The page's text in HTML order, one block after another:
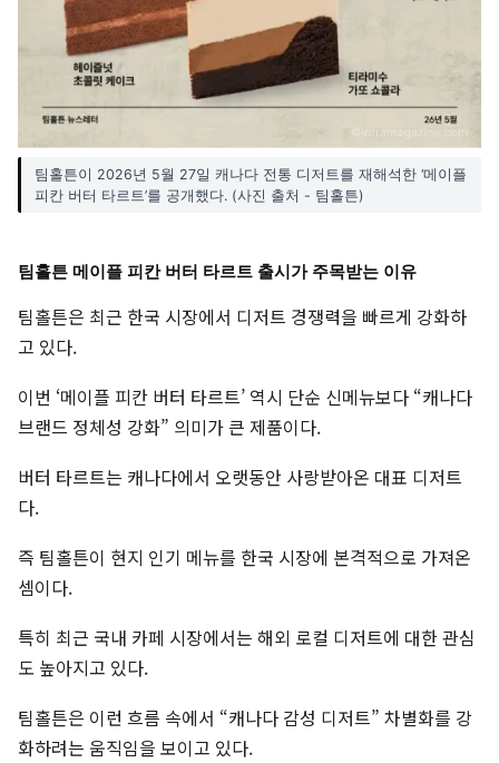
팀홀튼이 2026년 5월 27일 캐나다 전통 디저트를 재해석한 ‘메이플
피칸 버터 타르트’를 공개했다. (사진 출처 - 팀홀튼)
팀홀튼 메이플 피칸 버터 타르트 출시가 주목받는 이유
팀홀튼은 최근 한국 시장에서 디저트 경쟁력을 빠르게 강화하
고 있다.
이번 ‘메이플 피칸 버터 타르트’ 역시 단순 신메뉴보다 “캐나다
브랜드 정체성 강화” 의미가 큰 제품이다.
버터 타르트는 캐나다에서 오랫동안 사랑받아온 대표 디저트
다.
즉 팀홀튼이 현지 인기 메뉴를 한국 시장에 본격적으로 가져온
셈이다.
특히 최근 국내 카페 시장에서는 해외 로컬 디저트에 대한 관심
도 높아지고 있다.
팀홀튼은 이런 흐름 속에서 “캐나다 감성 디저트” 차별화를 강
화하려는 움직임을 보이고 있다.